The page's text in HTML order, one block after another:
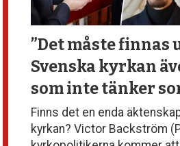
”Det måste finnas
Svenska kyrkan
som inte tänker
Finns det en enda
kyrkan? Victor Backström